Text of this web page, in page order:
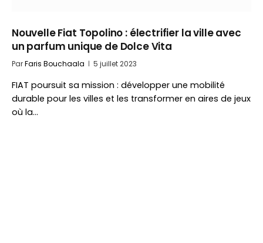
Nouvelle Fiat Topolino : électrifier la ville avec
un parfum unique de Dolce Vita
ParFaris Bouchaala 5 juillet 2023
FIAT poursuit sa mission : développer une mobilité
durable pour les villes et les transformer en aires de jeux
où la…